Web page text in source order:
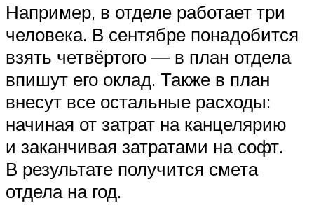
Например, в отделе работает три
человека. В сентябре понадобится
взять четвёртого — в план отдела
впишут его оклад. Также в план
внесут все остальные расходы:
начиная от затрат на канцелярию
и заканчивая затратами на софт.
В результате получится смета
отдела на год.